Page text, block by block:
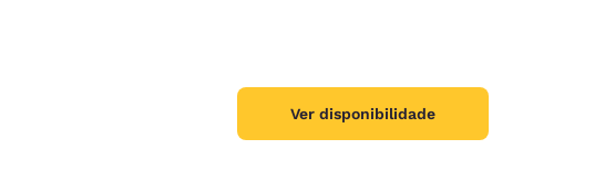
Ver disponibilidade